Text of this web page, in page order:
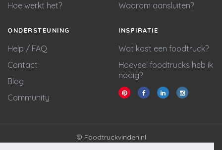
Hoe werkt het?
Waarom aansluiten?
ONDERSTEUNING
Help / FAQ
Contact
Blog
Community
INSPIRATIE
Wat kost een foodtruck?
Hoeveel foodtrucks heb ik
nodig?
© Foodtruckvinden.nl